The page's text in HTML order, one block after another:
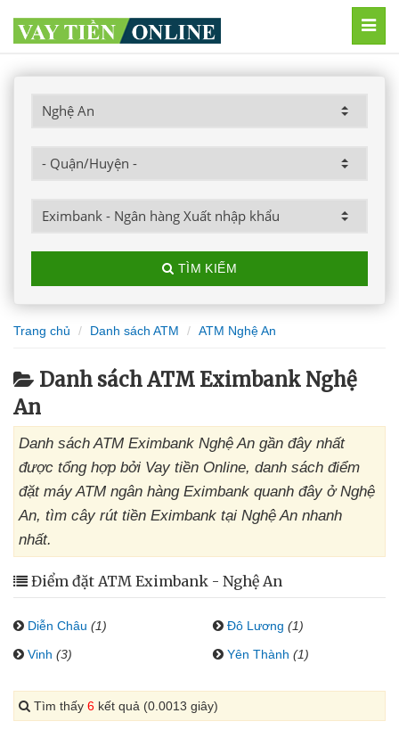
TÌM KIẾM
Trang chủ Danh sách ATM ATM Nghệ An
Danh sách ATM Eximbank Nghệ
An
Danh sách ATM Eximbank Nghệ An gần đây nhất
được tổng hợp bởi Vay tiền Online, danh sách điểm
đặt máy ATM ngân hàng Eximbank quanh đây ở Nghệ
An, tìm cây rút tiền Eximbank tại Nghệ An nhanh
nhất.
Điểm đặt ATM Eximbank - Nghệ An
Diễn Châu (1) Đô Lương (1)
Vinh (3) Yên Thành (1)
Tìm thấy 6 kết quả (0.0013 giây)